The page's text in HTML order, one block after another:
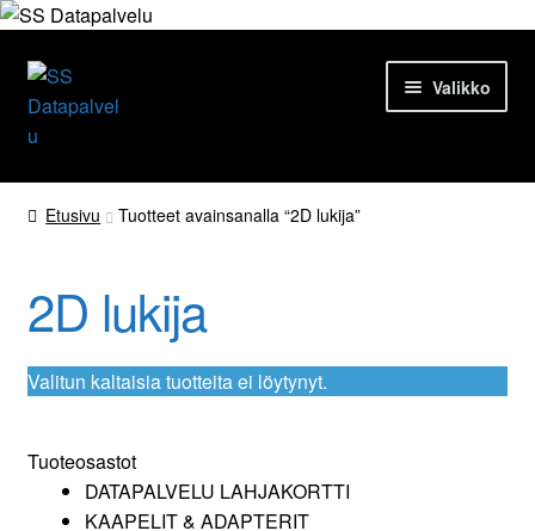
Siirry
navigointiin
Siirry
sisältöön
Valikko
Etusivu
Ajankohtaista
Palvelut
Yhteydenotto
Etusivu Tuotteet avainsanalla “2D lukija”
2D lukija
Valitun kaltaisia tuotteita ei löytynyt.
Tuoteosastot
DATAPALVELU LAHJAKORTTI
KAAPELIT & ADAPTERIT